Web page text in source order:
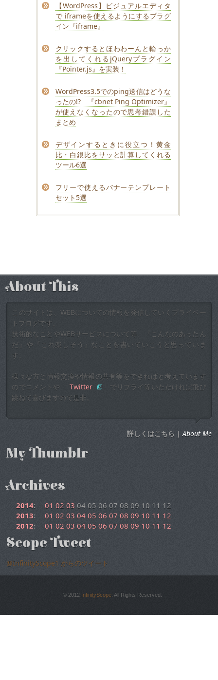
【WordPress】ビジュアルエディタ
で iframeを使えるようにするプラグ
イン『iframe』
クリックするとほわわーんと輪っか
を出してくれるjQueryプラグイン
『Pointer.js』を実装！
WordPress3.5でのping送信はどうな
ったの!? 『cbnet Ping Optimizer』
が使えなくなったので思考錯誤した
まとめ
デザインするときに役立つ！黄金
比・白銀比をサッと計算してくれる
ツール6選
フリーで使えるバナーテンプレート
セット5選
About This
このサイトは、WEBについての情報を発信していくプライベー
トブログです。
技術的なことやWEBサービスについて等、『こんなのあったん
だ』や『これ楽しそう』なことを書いていこうと思っていま
す。
様々な方と情報交換や情報の共有等をできればと考えています
のでコメントや
Twitter
でリプライ等いただければ飛び
跳ねて喜びますので是非。
詳しくはこちら |About Me
My Thumblr
Archives
2014: 01 02 03 04 05 06 07 08 09 10 11 12
2013: 01 02 03 04 05 06 07 08 09 10 11 12
2012: 01 02 03 04 05 06 07 08 09 10 11 12
Scope Tweet
@InfinityScope1 からのツイート
© 2012 InfinityScope. All Rights Reserved.